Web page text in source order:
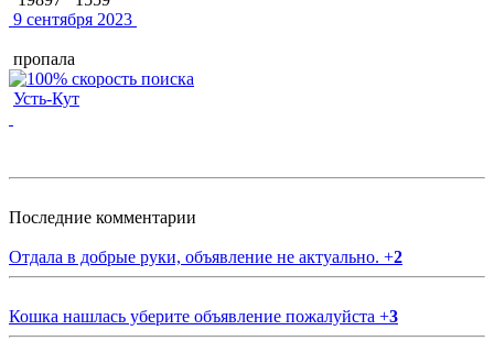
9 сентября 2023
пропала
Усть-Кут
Последние комментарии
Отдала в добрые руки, объявление не актуально. +2
Кошка нашлась уберите объявление пожалуйста +3